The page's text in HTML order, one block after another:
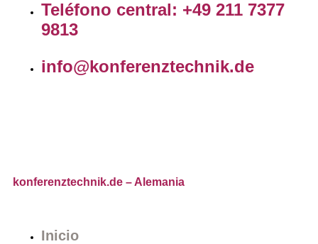
Teléfono central: +49 211 7377
9813
info@konferenztechnik.de
konferenztechnik.de – Alemania
Inicio